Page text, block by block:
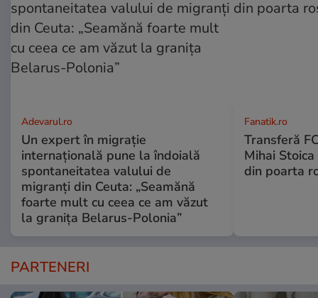
Adevarul.ro
Un expert în migrație
internațională pune la îndoială
spontaneitatea valului de
migranți din Ceuta: „Seamănă
foarte mult cu ceea ce am văzut
la granița Belarus-Polonia”
Fanatik.ro
Transferă
Mihai
din poarta
PARTENERI